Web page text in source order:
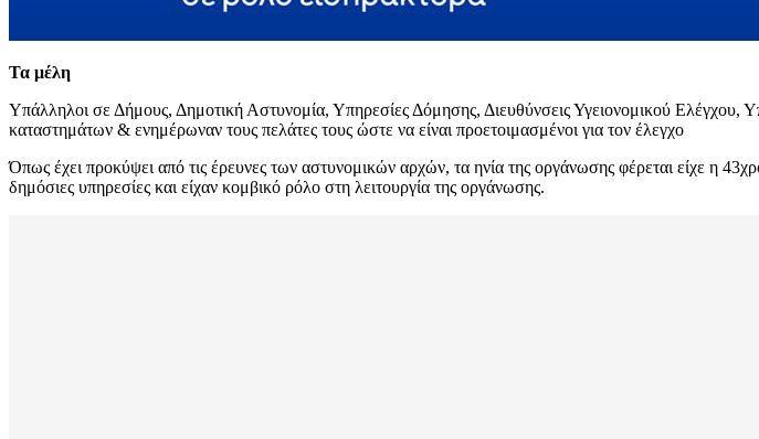
Τα μέλη
Υπάλληλοι σε Δήμους, Δημοτική Αστυνομία, Υπηρεσίες Δόμησης, Διευθύνσεις Υγειονομικού Ελέγχου,
καταστημάτων & ενημέρωναν τους πελάτες τους ώστε να είναι προετοιμασμένοι για τον έλεγχο
Όπως έχει προκύψει από τις έρευνες των αστυνομικών αρχών, τα ηνία της οργάνωσης φέρεται είχε η
δημόσιες υπηρεσίες και είχαν κομβικό ρόλο στη λειτουργία της οργάνωσης.